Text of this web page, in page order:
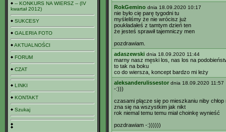
-- KONKURS NA WIERSZ -- (IV
kwartał 2012)
SUKCESY
GALERIA FOTO
AKTUALNOŚCI
FORUM
CZAT
LINKI
KONTAKT
Szukaj
RokGemino dnia 18.09.2020 10:17
nie było cię parę tygodni tu
myśleliśmy że nie wrócisz już
poukładałeś z tamtym dzień ten
że jesteś sprawił tajemniczy men
pozdrawiam.
adaszewski dnia 18.09.2020 11:44
marny nasz męski los, nas los na
to tak na boku
co do wiersza, koncept bardzo mi leży
aleksanderulissestor dnia 18.09.2020 11:57
-:)))
czasami plącze się po mieszkaniu niby
zna się na wszystkim jak nikt
rok niemal temu temu miał choinkę wynieść
pozdrawiam -:))))))